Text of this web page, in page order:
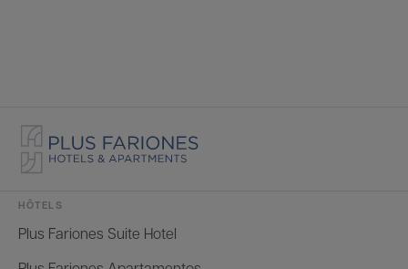
HÔTELS
Plus Fariones Suite Hotel